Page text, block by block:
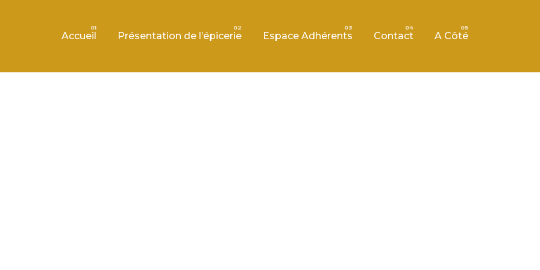
Accueil Présentation de l’épicerie Espace Adhérents Contact A Côté